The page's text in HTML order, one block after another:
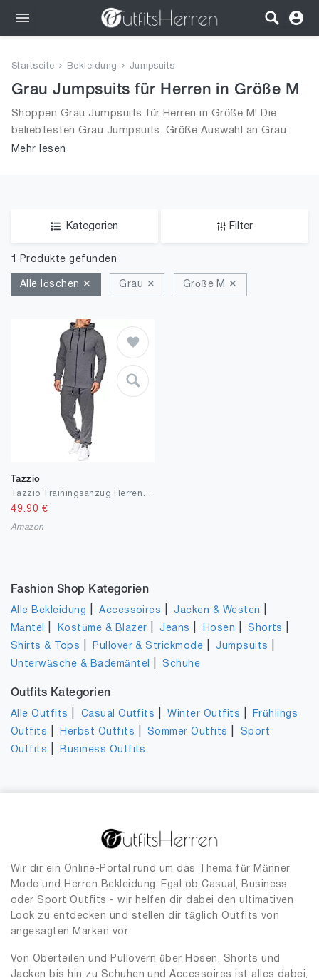
Bekleidung
Wäsche
Schuhe
Startseite Bekleidung Jumpsuits
Grau Jumpsuits für Herren in Größe M
Shoppen Grau Jumpsuits für Herren in Größe M! Die
beliebtesten Grau Jumpsuits. Größe Auswahl an Grau
Jumpsuits in Größe M und alle Trends aus 2026 für
Mehr lesen
Kategorien Filter
1 Produkte gefunden
Alle löschen ✕ Grau ✕ Größe M ✕
Tazzio
49.90 €
Amazon
Fashion Shop Kategorien
Alle Bekleidung |Accessoires |Jacken & Westen
Mäntel Kostüme & Blazer |Jeans Hosen |Shorts
Shirts & Tops Pullover & Strickmode |Jumpsuits
Unterwäsche & Bademäntel |Schuhe
Outfits Kategorien
Alle Outfits Casual Outfits |Winter Outfits
Frühlings
Outfits
Herbst Outfits Sommer Outfits
Sport
Outfits
Business Outfits
Wir dir ein Online-Portal rund um das Thema für Männer
Mode und Herren Bekleidung. Egal ob Casual, Business
oder Sport Outfits - wir helfen dir dabei den ultimativen
Look zu entdecken und stellen dir täglich Outfits von
angesagten Marken vor.
Von Oberteilen und Pullovern über Hosen, Shorts und
Jacken bis hin zu Schuhen und Accessoires ist alles dabei,